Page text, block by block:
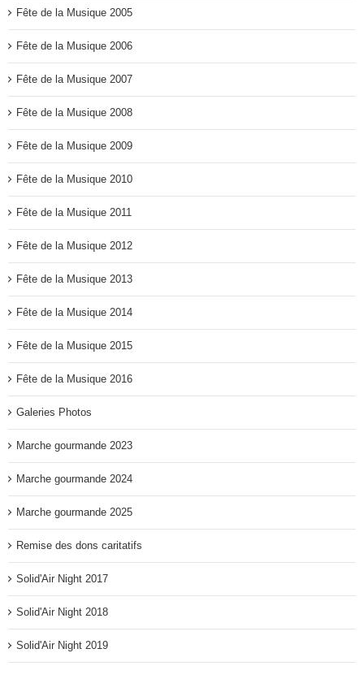
Fête de la Musique 2005
Fête de la Musique 2006
Fête de la Musique 2007
Fête de la Musique 2008
Fête de la Musique 2009
Fête de la Musique 2010
Fête de la Musique 2011
Fête de la Musique 2012
Fête de la Musique 2013
Fête de la Musique 2014
Fête de la Musique 2015
Fête de la Musique 2016
Galeries Photos
Marche gourmande 2023
Marche gourmande 2024
Marche gourmande 2025
Remise des dons caritatifs
Solid'Air Night 2017
Solid'Air Night 2018
Solid'Air Night 2019